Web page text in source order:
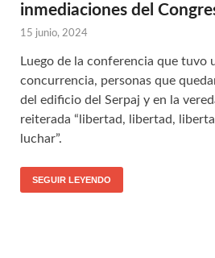
inmediaciones del
15 junio, 2024
Luego de la conferencia que tuvo
concurrencia, personas que
del edificio del Serpaj y en la
reiterada “libertad, libertad,
luchar”.
SEGUIR LEYENDO